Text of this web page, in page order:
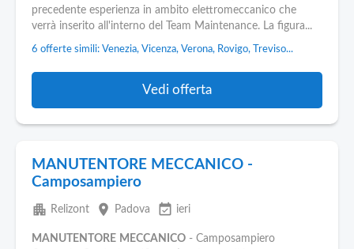
precedente esperienza in ambito elettromeccanico che
verrà inserito all'interno del Team Maintenance. La figura...
6 offerte simili: Venezia, Vicenza, Verona, Rovigo, Treviso...
Vedi offerta
MANUTENTORE MECCANICO -
Camposampiero
apartment Relizont place Padova event_available ieri
MANUTENTORE MECCANICO - Camposampiero